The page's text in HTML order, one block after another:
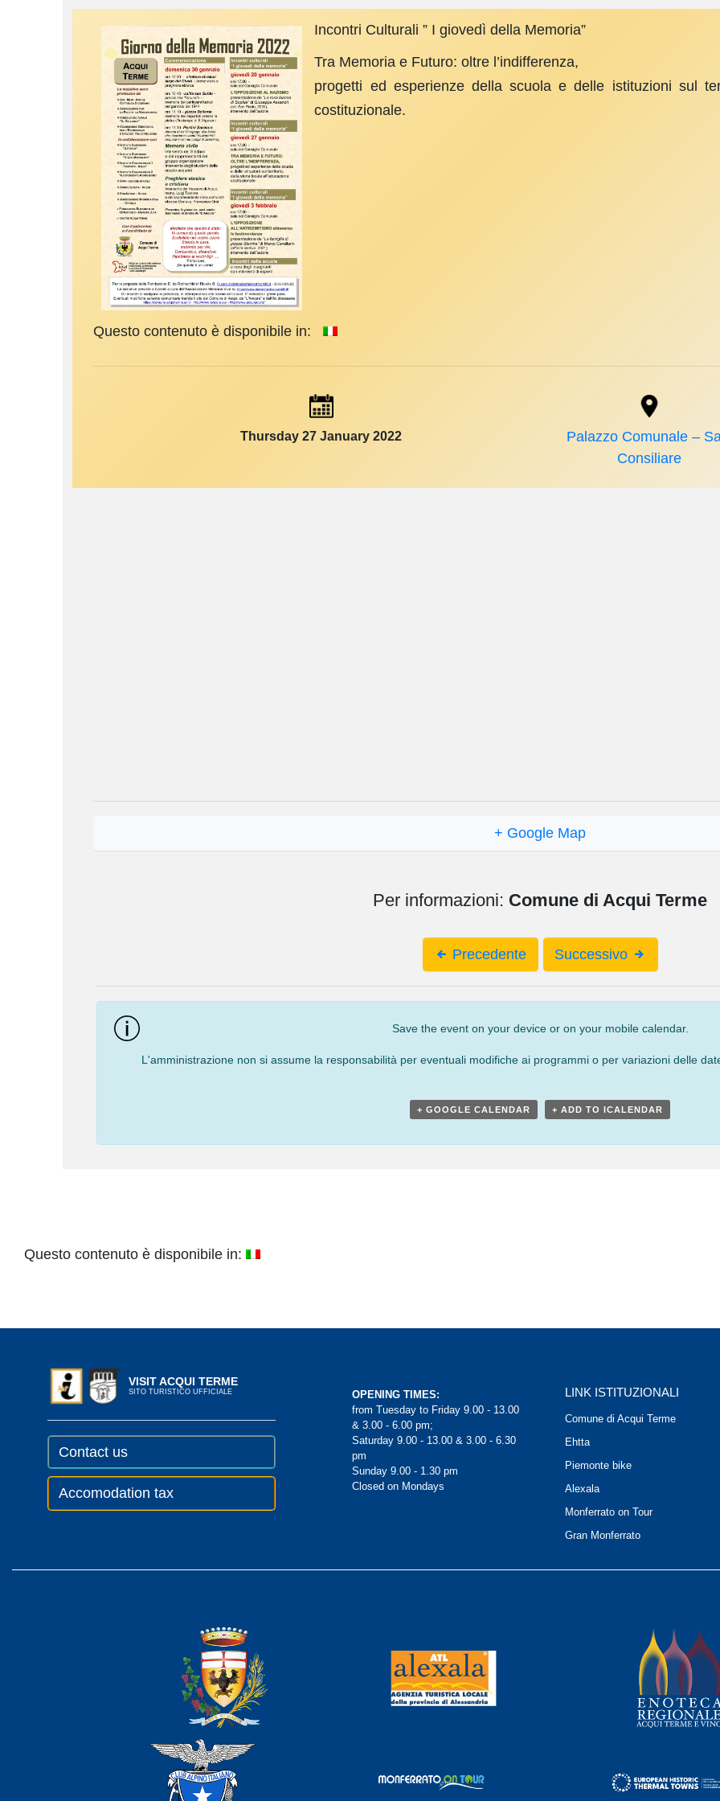
Incontri Culturali ” I giovedì della Memoria”
Tra Memoria e Futuro: oltre l’indifferenza,
progetti ed esperienze della scuola e delle istituzioni sul
costituzionale.
Questo contenuto è disponibile in:
Thursday 27 January 2022
Palazzo Comunale –
Consiliare
+ Google Map
Per informazioni: Comune di Acqui Terme
Navigation
Precedente Successivo
Save the event on your device or on your mobile calendar.
L'amministrazione non si assume la responsabilità per eventuali modifiche ai programmi o per variazioni delle
+ GOOGLE CALENDAR + ADD TO ICALENDAR
Questo contenuto è disponibile in:
VISIT ACQUI TERME
SITO TURISTICO UFFICIALE
Contact us
Accomodation tax
OPENING TIMES:
from Tuesday to Friday 9.00 - 13.00
& 3.00 - 6.00 pm;
Saturday 9.00 - 13.00 & 3.00 - 6.30
pm
Sunday 9.00 - 1.30 pm
Closed on Mondays
LINK ISTITUZIONALI
Comune di Acqui Terme
Ehtta
Piemonte bike
Alexala
Monferrato on Tour
Gran Monferrato